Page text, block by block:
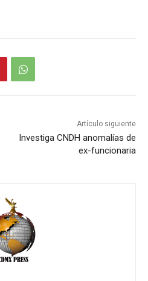
Artículo siguiente
Investiga CNDH anomalías de
ex-funcionaria